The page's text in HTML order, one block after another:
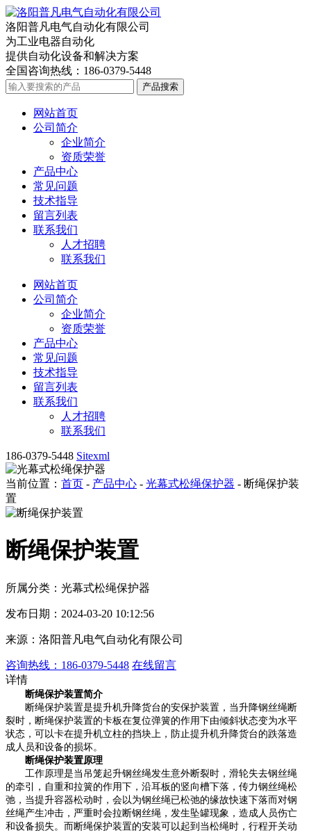
洛阳普凡电气自动化有限公司
为工业电器自动化
提供自动化设备和解决方案
全国咨询热线： 186-0379-5448
产品搜索
网站首页
公司简介
企业简介
资质荣誉
产品中心
常见问题
技术指导
留言列表
联系我们
人才招聘
联系我们
网站首页
公司简介
企业简介
资质荣誉
产品中心
常见问题
技术指导
留言列表
联系我们
人才招聘
联系我们
186-0379-5448 Sitexml
当前位置： 首页 - 产品中心 - 光幕式松绳保护器 - 断绳保护装
置
断绳保护装置
所属分类：光幕式松绳保护器
发布日期：2024-03-20 10:12:56
来源：洛阳普凡电气自动化有限公司
咨询热线：186-0379-5448 在线留言
详情
断绳保护装置简介
断绳保护装置是提升机升降货台的安保护装置，当升降钢丝绳断
裂时，断绳保护装置的卡板在复位弹簧的作用下由倾斜状态变为水平
状态，可以卡在提升机立柱的挡块上，防止提升机升降货台的跌落造
成人员和设备的损坏。
断绳保护装置原理
工作原理是当吊笼起升钢丝绳发生意外断裂时，滑轮失去钢丝绳
的牵引，自重和拉簧的作用下，沿耳板的竖向槽下落，传力钢丝绳松
弛，当提升容器松动时，会以为钢丝绳已松弛的缘故快速下落而对钢
丝绳产生冲击，严重时会拉断钢丝绳，发生坠罐现象，造成人员伤亡
和设备损失。而断绳保护装置的安装可以起到当松绳时，行程开关动